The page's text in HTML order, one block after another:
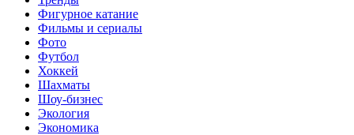
Фигурное катание
Фильмы и сериалы
Фото
Футбол
Хоккей
Шахматы
Шоу-бизнес
Экология
Экономика